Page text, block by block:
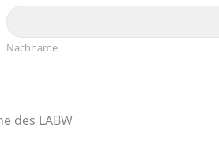
Nachname
des LABW